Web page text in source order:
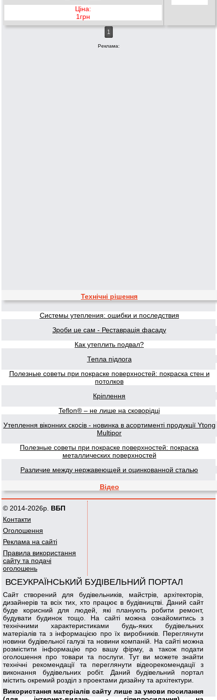
Ціна:
1грн
1
Реклама:
Технічні рішення
Системы утепления: ошибки и последствия
Зроби це сам - Реставрація фасаду
Как утеплить подвал?
Тепла підлога
Полезные советы при покраске поверхностей: покраска стен и
потолков
Кріплення
Teflon® – не лише на сковорідці
Утеплення віконних скосів - новинка в асортименті продукції Ytong
Multipor
Полезные советы при покраске поверхностей: покраска
металлических поверхностей
Различие между нержавеющей и оцинкованной сталью
Відео
© 2014-2026р. ВБП
Контакти
Оголошення
Реклама на сайті
Правила використання
сайту та подачі
оголошень
ВСЕУКРАЇНСЬКИЙ БУДІВЕЛЬНИЙ ПОРТАЛ
Сайт створений для будівельників, майстрів, архітекторів,
дизайнерів та всіх тих, хто працює в будівництві. Даний сайт
буде корисний для людей, які планують робити ремонт,
будувати будинок тощо. На сайті можна ознайомитись з
технічними характеристиками будь-яких будівельних
матеріалів та з інформацією про їх виробників. Переглянути
новини будівельної галузі та новини компаній. На сайті можна
розмістити інформацію про вашу фірму, а також подати
оголошення про товари та послуги. Тут ви можете знайти
технічні рекомендації та переглянути відеорекомендації з
виконання будівельних робіт. Даний будівельний портал
містить окремий розділ з проектами дизайну та архітектури.
Використання матеріалів сайту лише за умови посилання